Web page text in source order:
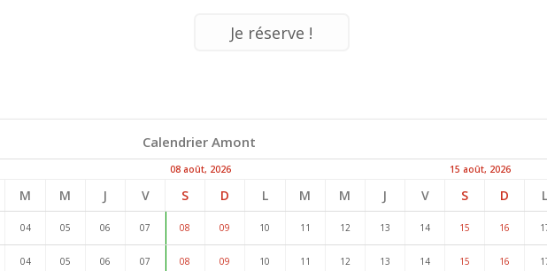
Calendrier Amont
08 août, 2026 15 août, 2026
M M J V S D L M M J V S D L
04 05 06 07 08 09 10 11 12 13 14 15 16
04 05 06 07 08 09 10 11 12 13 14 15 16